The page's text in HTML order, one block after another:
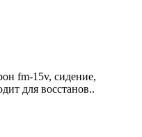
fm-15v, сидение,
для восстанов..